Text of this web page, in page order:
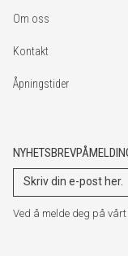
Om oss
Kontakt
Åpningstider
Ved å melde deg på